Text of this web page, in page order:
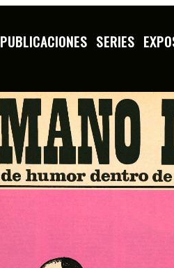
PUBLICACIONES SERIES